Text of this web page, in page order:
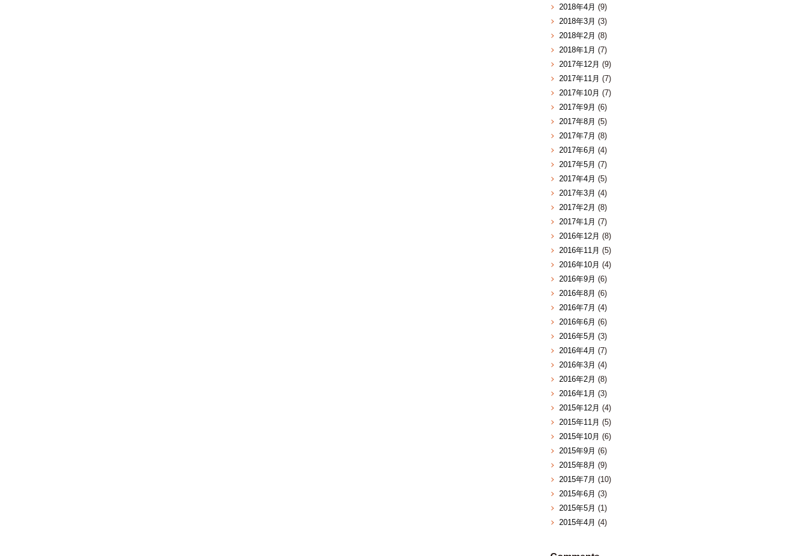
2018年4月 (9)
2018年3月 (3)
2018年2月 (8)
2018年1月 (7)
2017年12月 (9)
2017年11月 (7)
2017年10月 (7)
2017年9月 (6)
2017年8月 (5)
2017年7月 (8)
2017年6月 (4)
2017年5月 (7)
2017年4月 (5)
2017年3月 (4)
2017年2月 (8)
2017年1月 (7)
2016年12月 (8)
2016年11月 (5)
2016年10月 (4)
2016年9月 (6)
2016年8月 (6)
2016年7月 (4)
2016年6月 (6)
2016年5月 (3)
2016年4月 (7)
2016年3月 (4)
2016年2月 (8)
2016年1月 (3)
2015年12月 (4)
2015年11月 (5)
2015年10月 (6)
2015年9月 (6)
2015年8月 (9)
2015年7月 (10)
2015年6月 (3)
2015年5月 (1)
2015年4月 (4)